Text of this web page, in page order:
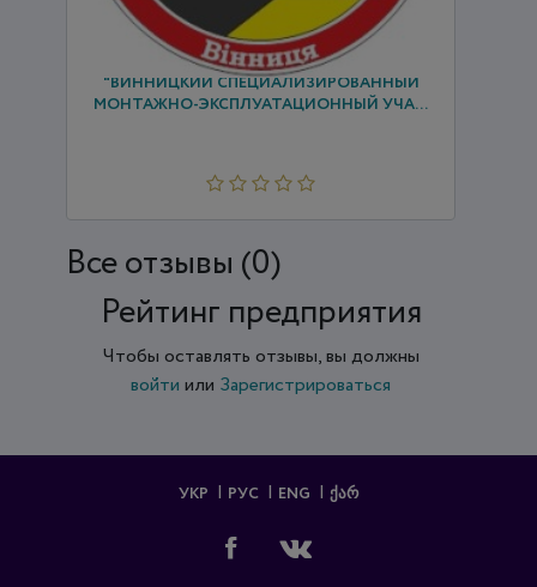
"ВИННИЦКИЙ СПЕЦИАЛИЗИРОВАННЫЙ
МОНТАЖНО-ЭКСПЛУАТАЦИОННЫЙ УЧА...
Все отзывы (0)
Рейтинг предприятия
Чтобы оставлять отзывы, вы должны
войти или Зарегистрироваться
УКР РУС ENG ᲥᲐᲠ